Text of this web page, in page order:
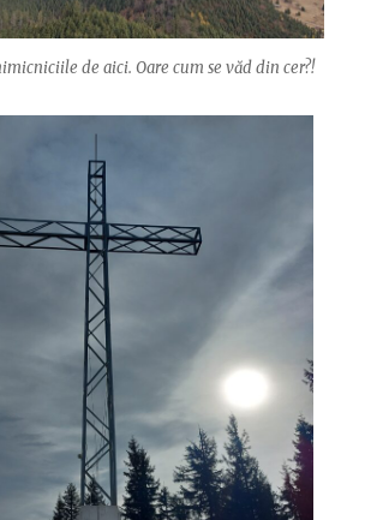
de aici. Oare cum se văd din cer?!